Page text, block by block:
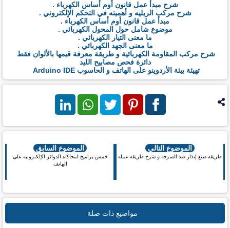
شرح مبدأ عمل قانون أوم أساس الكهرباء .
شرح مركب الريليه و أهميته في التحكم الإلكتروني .
مبدأ عمل قانون أوم أساس الكهرباء .
موضوع شامل حول المحول الكهربائي
ما معنى التيار الكهربائي .
ما معنى الجهد الكهربائي .
شرح مركب المقاومة الكهربائية و طريقة معرفة قيمها بالألوان فقط
دائرة فحص مصابيح الليد
تهيئة بيئة الأردوينو على الهاتف و الحاسوب Arduino IDE
فيس بوك بنترست تويتر واتس اب لينكد ان
الموضوع التالي
طريقة صنع إنذار ضد السرقة و شرح طريقة عمله
الموضوع السابق
خمس براميج لمحاكاة الدوائر الإلكترونية على
الهاتف
مواضيع ذات صلة